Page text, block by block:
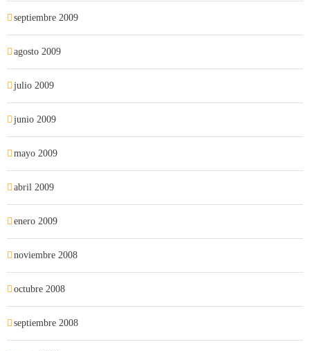
septiembre 2009
agosto 2009
julio 2009
junio 2009
mayo 2009
abril 2009
enero 2009
noviembre 2008
octubre 2008
septiembre 2008